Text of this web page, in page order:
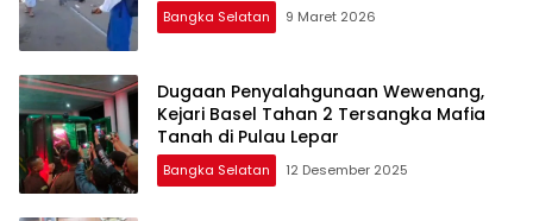
Bangka Selatan 9 Maret 2026
Dugaan Penyalahgunaan Wewenang,
Kejari Basel Tahan 2 Tersangka Mafia
Tanah di Pulau Lepar
Bangka Selatan 12 Desember 2025